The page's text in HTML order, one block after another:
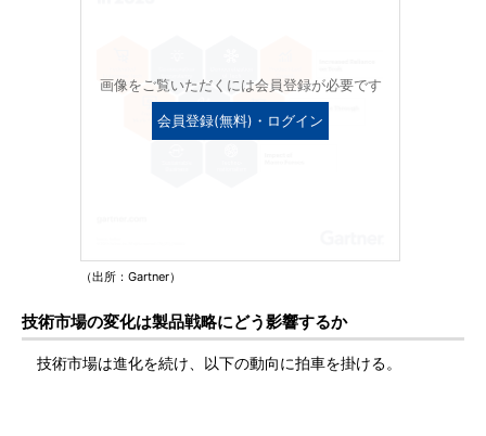
画像をご覧いただくには会員登録が必要です
会員登録(無料)・ログイン
（出所：Gartner）
技術市場の変化は製品戦略にどう影響するか
技術市場は進化を続け、以下の動向に拍車を掛ける。